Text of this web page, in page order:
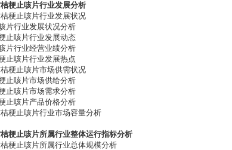
梗止咳片行业发展分析
梗止咳片行业发展状况
片行业发展状况分析
止咳片行业发展动态
片行业经营业绩分析
止咳片行业发展热点
梗止咳片市场供需状况
止咳片市场供给分析
止咳片市场需求分析
止咳片产品价格分析
梗止咳片行业市场容量分析
梗止咳片所属行业整体运行指标分析
梗止咳片所属行业总体规模分析